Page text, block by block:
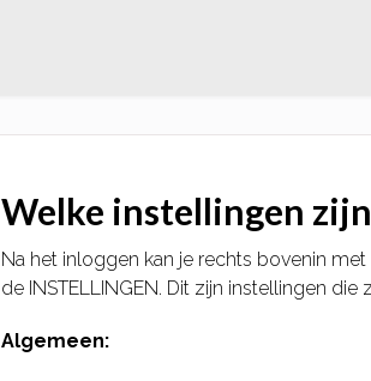
Welke instellingen
Na het inloggen kan je rechts bovenin
de INSTELLINGEN. Dit zijn instellingen
Algemeen: